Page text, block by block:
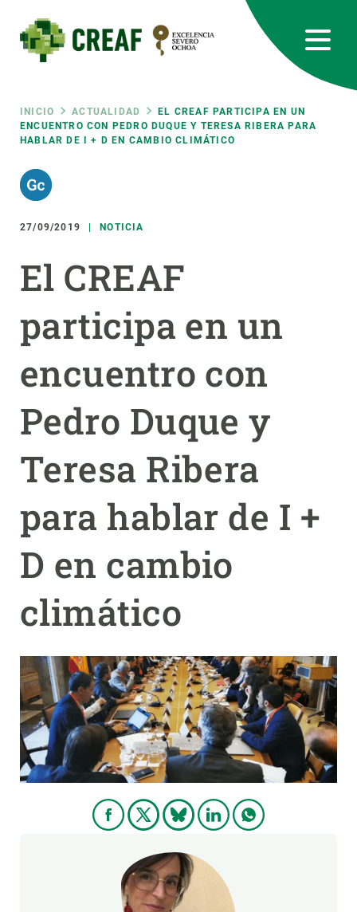
contenido
principal
Ruta
de
navegación
INICIO ACTUALIDAD
EL CREAF PARTICIPA EN UN
ENCUENTRO CON PEDRO DUQUE Y TERESA RIBERA PARA
HABLAR DE I + D EN CAMBIO CLIMÁTICO
27/09/2019 NOTICIA
El CREAF
participa en un
encuentro con
Pedro Duque y
Teresa Ribera
para hablar de I +
D en cambio
climático
RRSS
Featured
responsive
Responsive
menu
INVESTIGACIÓN
CIENCIA EN ACCIÓN
NOTICIAS Y AGENDA